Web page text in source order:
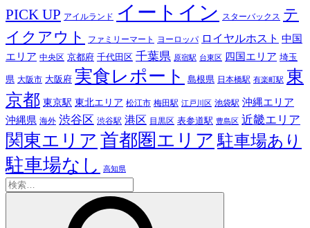
PICK UP アイルランド イートイン スターバックス テ
イクアウト
ファミリーマート ヨーロッパ ロイヤルホスト 中国
エリア 中央区 京都府 千代田区 千葉県 原宿駅 台東区 四国エリア 埼玉
県 大阪市 大阪府 実食レポート 島根県 日本橋駅 有楽町駅 東
京都 東京駅 東北エリア 松江市 梅田駅 江戸川区 池袋駅 沖縄エリア
沖縄県 海外 渋谷区 渋谷駅 港区 目黒区 表参道駅 豊島区 近畿エリア
関東エリア 首都圏エリア 駐車場あり
駐車場なし 高知県
検
索: